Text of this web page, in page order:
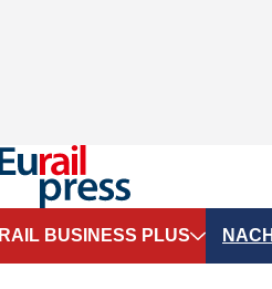
RAIL BUSINESS PLUS